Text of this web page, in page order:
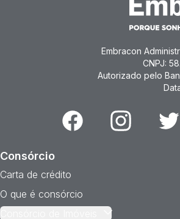
Embracon
CNPJ:
Autorizado pelo
Facebook Instagram
Consórcio
Carta de crédito
O que é consórcio